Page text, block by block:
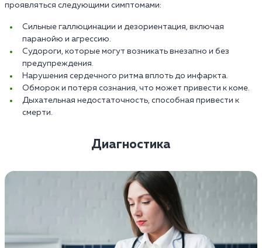
проявляться следующими симптомами:
Сильные галлюцинации и дезориентация, включая
паранойю и агрессию.
Судороги, которые могут возникать внезапно и без
предупреждения.
Нарушения сердечного ритма вплоть до инфаркта.
Обморок и потеря сознания, что может привести к коме.
Дыхательная недостаточность, способная привести к
смерти.
Диагностика